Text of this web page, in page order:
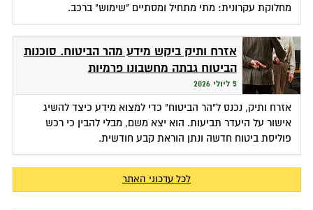
מחלוקת עקרונית: מתי מתחיל ומסתיים "שימוש" ברכב.
אזרח ותיק ביקש מידע מהר הביטוח. סוכנות
הביטוח גבתה מחשבונו פרמיות
5 ליולי 2026
אזרח ותיק, נכנס ל"הר הביטוח" כדי למצוא מידע כיצד להשיג
אישור על היעדר תביעות. הוא יצא משם, מבלי להבין כי רכש
פוליסת ביטוח חדשה ונתן הוראת קבע חודשית.
לכל עדכוני האתר